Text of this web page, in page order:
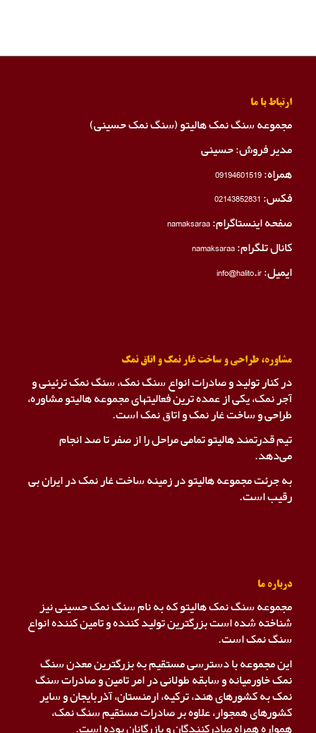
ارتباط با ما
مجموعه سنگ نمک هالیتو (سنگ نمک حسینی)
مدیر فروش: حسینی
همراه:09194601519
فکس:02143852831
صفحه اینستاگرام:namaksaraa
کانال تلگرام:namaksaraa
ایمیل: info@halito.ir
مشاوره، طراحی و ساخت غار نمک و اتاق نمک
در کنار تولید و صادرات انواع سنگ نمک، سنگ نمک ترئینی و
آجر نمک، یکی از عمده ترین فعالیتهای مجموعه هالیتو مشاوره،
طراحی و ساخت غار نمک و اتاق نمک است.
تیم قدرتمند هالیتو تمامی مراحل را از صفر تا صد انجام
می‌دهد.
به جرئت مجموعه هالیتو در زمینه ساخت غار نمک در ایران بی
رقیب است.
درباره ما
مجموعه سنگ نمک هالیتو که به نام سنگ نمک حسینی نیز
شناخته شده است بزرگترین تولید کننده و تامین کننده انواع
سنگ نمک است.
این مجموعه با دسترسی مستقیم به بزرگترین معدن سنگ
نمک خاورمیانه و سابقه طولانی در امر تامین و صادرات سنگ
نمک به کشورهای هند، ترکیه، ارمنستان، آذربایجان و سایر
کشورهای همجوار، علاوه بر صادرات مستقیم سنگ نمک،
همواره همراه صادرکنندگان و بازرگانان بوده است.